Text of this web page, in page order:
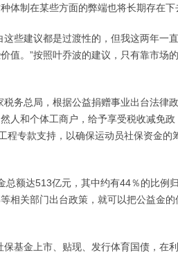
体制在某些方面的弊端也将长期存在下
些建议都是过渡性的，但我这两年一
值。”按照叶乔波的建议，只有靠市场
总局，根据公益捐赠事业出台法律政
人和个体工商户，给予享受税收减免政
程专款支持，以确保运动员社保资金的
额达513亿元，其中约有44％的比例
相关部门出台政策，就可以把公益金的
基金上市、贴现、发行体育国债，在